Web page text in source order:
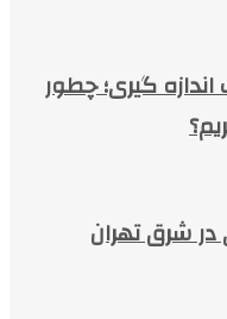
گیری؛ چطور
شرق تهران